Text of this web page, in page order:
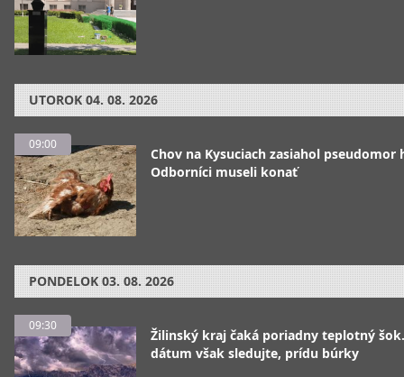
UTOROK 04. 08. 2026
09:00
Chov na Kysuciach zasiahol pseudomor
Odborníci museli konať
PONDELOK 03. 08. 2026
09:30
Žilinský kraj čaká poriadny teplotný
dátum však sledujte, prídu búrky